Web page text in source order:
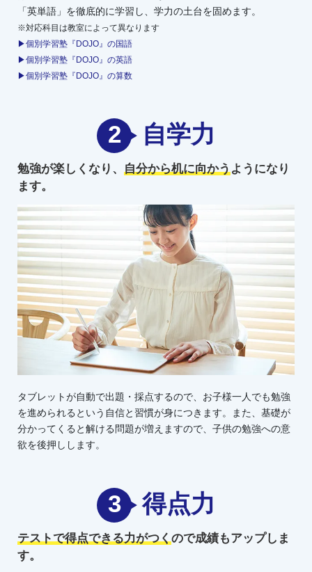
「英単語」を徹底的に学習し、学力の土台を固めます。
※対応科目は教室によって異なります
▶個別学習塾『DOJO』の国語
▶個別学習塾『DOJO』の英語
▶個別学習塾『DOJO』の算数
2 自学力
勉強が楽しくなり、 自分から机に向かうようになり
ます。
タブレットが自動で出題・採点するので、お子様一人でも勉強
を進められるという自信と習慣が身につきます。また、基礎が
分かってくると解ける問題が増えますので、子供の勉強への意
欲を後押しします。
3 得点力
テストで得点できる力がつくので成績もアップしま
す。